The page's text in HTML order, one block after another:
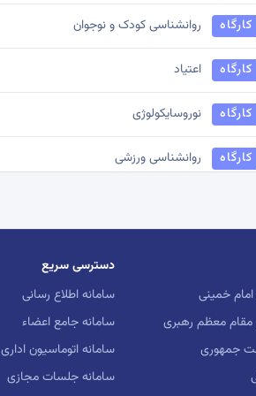
کارگاه روانشناسی کودک و نوجوان
کارگاه اعتیاد
کارگاه نوروسایکولوژی
کارگاه روانشناسی ورزشی
کارگاه روانشناسی دینی و معنوی
کارگاه روش شناسی پژوهشی
کارگاه
خمینی
مقام معظم رهبری
جمهوری
دسترسی سریع
سامانه اطلاع رسانی
سامانه جامع اعضاء
سامانه اتوماسیون اداری
سامانه جلسات مجازی